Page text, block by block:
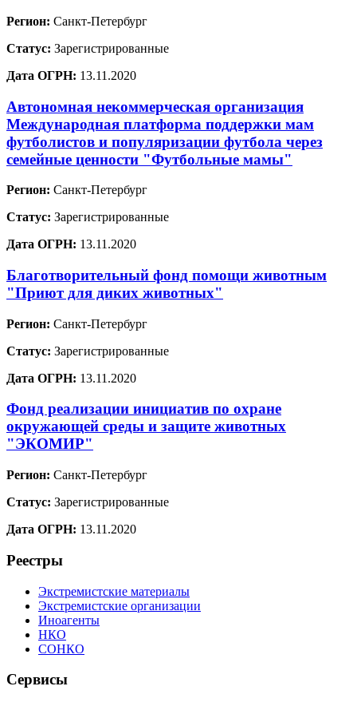
Регион: Санкт-Петербург
Статус: Зарегистрированные
Дата ОГРН: 13.11.2020
Автономная некоммерческая организация
Международная платформа поддержки мам
футболистов и популяризации футбола через
семейные ценности "Футбольные мамы"
Регион: Санкт-Петербург
Статус: Зарегистрированные
Дата ОГРН: 13.11.2020
Благотворительный фонд помощи животным
"Приют для диких животных"
Регион: Санкт-Петербург
Статус: Зарегистрированные
Дата ОГРН: 13.11.2020
Фонд реализации инициатив по охране
окружающей среды и защите животных
"ЭКОМИР"
Регион: Санкт-Петербург
Статус: Зарегистрированные
Дата ОГРН: 13.11.2020
Реестры
Экстремистские материалы
Экстремистские организации
Иноагенты
НКО
СОНКО
Сервисы